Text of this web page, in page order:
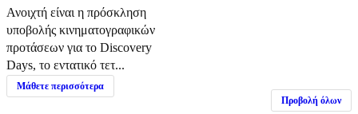
Ανοιχτή είναι η πρόσκληση
υποβολής κινηματογραφικών
προτάσεων για το Discovery
Days, το εντατικό τετ...
Μάθετε περισσότερα
Προβολή όλων